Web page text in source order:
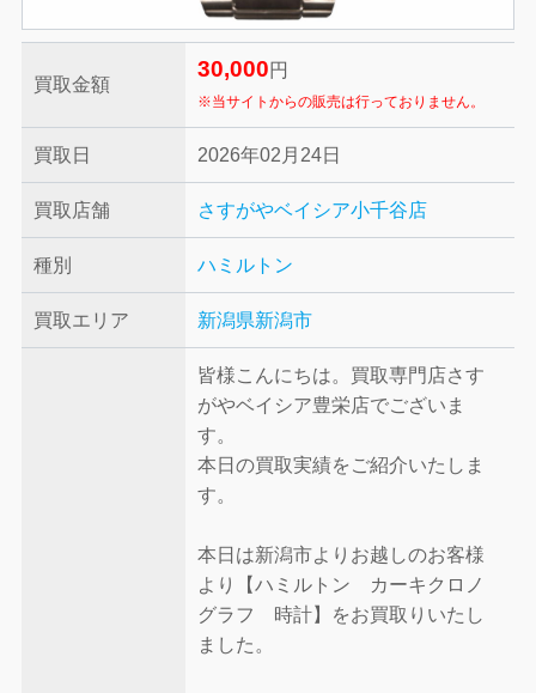
買取金額
30,000 円
※当サイトからの販売は行っておりません。
買取日 2026年02月24日
買取店舗 さすがやベイシア小千谷店
種別 ハミルトン
買取エリア 新潟県新潟市
皆様こんにちは。買取専門店さす
がやベイシア豊栄店でございま
す。
本日の買取実績をご紹介いたしま
す。
本日は新潟市よりお越しのお客様
より【ハミルトン カーキクロノ
グラフ 時計】をお買取りいたし
ました。